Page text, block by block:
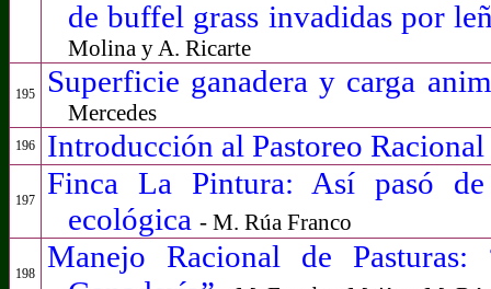
de buffel grass invadidas por
Molina y A. Ricarte
195 Superficie ganadera y carga
Mercedes
196 Introducción al Pastoreo
197
Finca La Pintura: Así pasó
ecológica - M. Rúa Franco
198
Manejo Racional de